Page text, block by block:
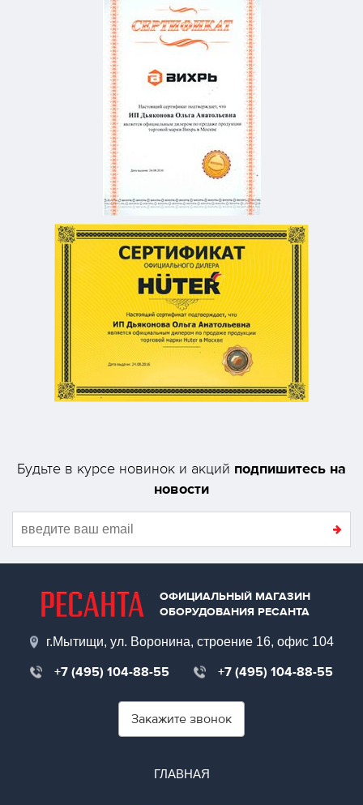
Будьте в курсе новинок и акций подпишитесь на
новости
ОФИЦИАЛЬНЫЙ МАГАЗИН
ОБОРУДОВАНИЯ РЕСАНТА
г.Мытищи, ул. Воронина, строение 16, офис 104
+7 (495) 104-88-55 +7 (495) 104-88-55
Закажите звонок
ГЛАВНАЯ